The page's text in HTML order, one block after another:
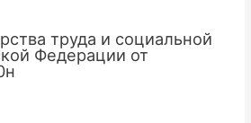
труда и социальной
Федерации от